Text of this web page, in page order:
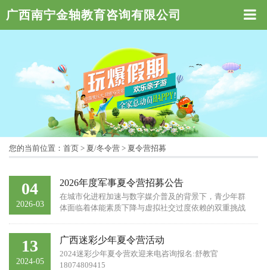
广西南宁金轴教育咨询有限公司
您的当前位置： 首页 > 夏/冬令营 > 夏令营招募
04
2026-03
2026年度军事夏令营招募公告
在城市化进程加速与数字媒介普及的背景下，青少年群
体面临着体能素质下降与虚拟社交过度依赖的双重挑战
素质，以团队协作培育责任意识20...
13
2024-05
广西迷彩少年夏令营活动
2024迷彩少年夏令营欢迎来电咨询报名:舒教官
18074809415​